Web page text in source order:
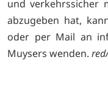
und verkehrssicher
abzugeben hat,
oder per Mail an
Muysers wenden.